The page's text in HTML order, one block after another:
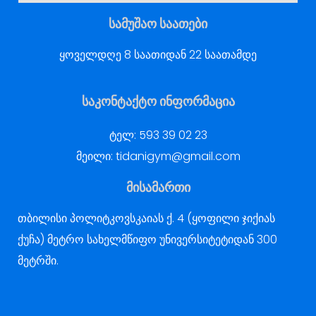
სამუშაო საათები
ყოველდღე 8 საათიდან 22 საათამდე
საკონტაქტო ინფორმაცია
ტელ: 593 39 02 23
მეილი: tidanigym@gmail.com
მისამართი
თბილისი პოლიტკოვსკაიას ქ. 4 (ყოფილი ჯიქიას
ქუჩა) მეტრო სახელმწიფო უნივერსიტეტიდან 300
მეტრში.